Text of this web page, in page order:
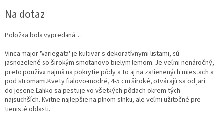
cena:
Na dotaz
Položka bola vypredaná…
Vinca major 'Variegata' je kultivar s dekoratívnymi listami, sú
jasnozelené so širokým smotanovo-bielym lemom. Je veľmi nenáročný,
preto používa najmä na pokrytie pôdy a to aj na zatienených miestach a
pod stromami.Kvety fialovo-modré, 4-5 cm široké, otvárajú sa od jari
do jesene.Ľahko sa pestuje vo všetkých pôdach okrem tých
najsuchších. Kvitne najlepšie na plnom slnku, ale veľmi užitočné pre
tienisté oblasti.